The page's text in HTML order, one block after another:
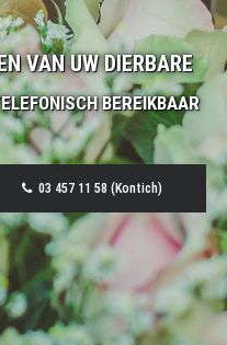
VAN UW DIERBARE
BEREIKBAAR
03 457 11 58 (Kontich)